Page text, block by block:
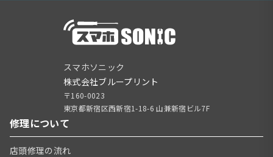
スマホソニック
株式会社ブループリント
〒160-0023
東京都新宿区西新宿1-18-6 山兼新宿ビル7F
修理について
店頭修理の流れ